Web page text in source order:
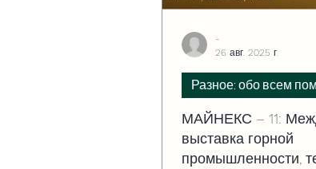
МАЙНЕКС – 11:
выставка горной
промышленности,
Разное: обо всем
-
26 авг. 2025 г.